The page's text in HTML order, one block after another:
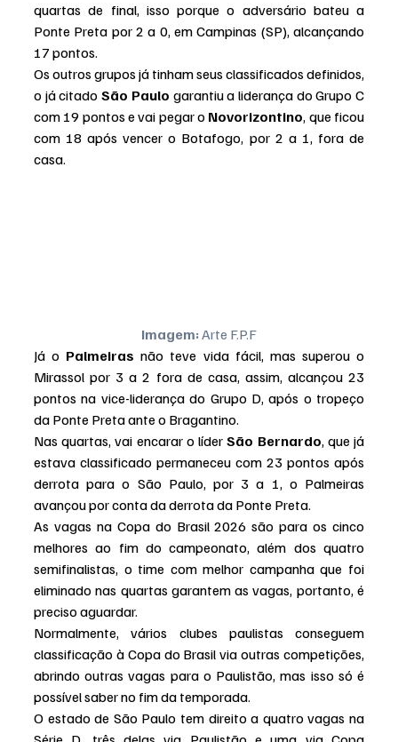
quartas de final, isso porque o adversário bateu a
Ponte Preta por 2 a 0, em Campinas (SP), alcançando
17 pontos.
Os outros grupos já tinham seus classificados definidos,
o já citado São Paulo garantiu a liderança do Grupo C
com 19 pontos e vai pegar o Novorizontino, que ficou
com 18 após vencer o Botafogo, por 2 a 1, fora de
casa.
Imagem: Arte F.P.F
Já o Palmeiras não teve vida fácil, mas superou o
Mirassol por 3 a 2 fora de casa, assim, alcançou 23
pontos na vice-liderança do Grupo D, após o tropeço
da Ponte Preta ante o Bragantino.
Nas quartas, vai encarar o líder São Bernardo, que já
estava classificado permaneceu com 23 pontos após
derrota para o São Paulo, por 3 a 1, o Palmeiras
avançou por conta da derrota da Ponte Preta.
As vagas na Copa do Brasil 2026 são para os cinco
melhores ao fim do campeonato, além dos quatro
semifinalistas, o time com melhor campanha que foi
eliminado nas quartas garantem as vagas, portanto, é
preciso aguardar.
Normalmente, vários clubes paulistas conseguem
classificação à Copa do Brasil via outras competições,
abrindo outras vagas para o Paulistão, mas isso só é
possível saber no fim da temporada.
O estado de São Paulo tem direito a quatro vagas na